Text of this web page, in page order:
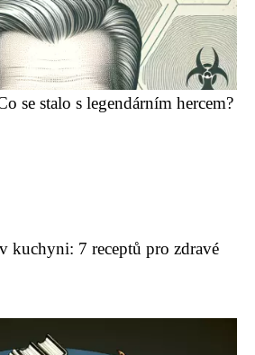
se stalo s legendárním hercem?
kuchyni: 7 receptů pro zdravé